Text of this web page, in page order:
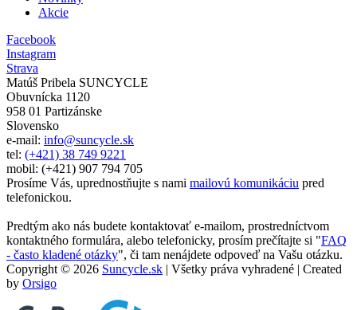
Akcie
Facebook
Instagram
Strava
Matúš Pribela SUNCYCLE
Obuvnícka 1120
958 01 Partizánske
Slovensko
e-mail: info@suncycle.sk
tel: (+421) 38 749 9221
mobil: (+421) 907 794 705
Prosíme Vás, uprednostňujte s nami mailovú komunikáciu pred
telefonickou.
Predtým ako nás budete kontaktovať e-mailom, prostredníctvom
kontaktného formulára, alebo telefonicky, prosím prečítajte si "FAQ
- často kladené otázky", či tam nenájdete odpoveď na Vašu otázku.
Copyright © 2026 Suncycle.sk | Všetky práva vyhradené | Created
by Orsigo